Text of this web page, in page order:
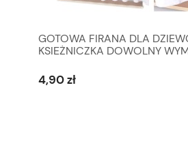
GOTOWA FIRANA DLA
KSIEŻNICZKA DOWOLNY
4,90 zł